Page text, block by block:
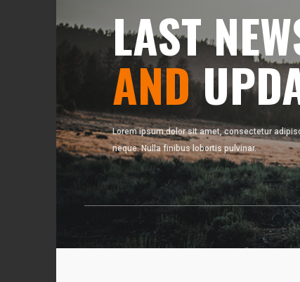
LAST
AND
Lorem ipsum dolor sit amet, consectetur
neque. Nulla finibus lobortis pulvinar.